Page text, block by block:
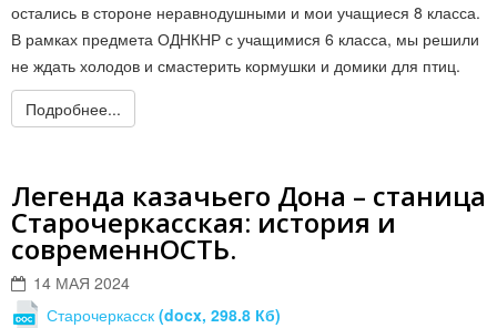
остались в стороне неравнодушными и мои учащиеся 8 класса.
В рамках предмета ОДНКНР с учащимися 6 класса, мы решили
не ждать холодов и смастерить кормушки и домики для птиц.
Подробнее...
Легенда казачьего Дона – станица
Старочеркасская: история и
современнОСТЬ.
14 МАЯ 2024
Старочеркасск (docx, 298.8 Кб)